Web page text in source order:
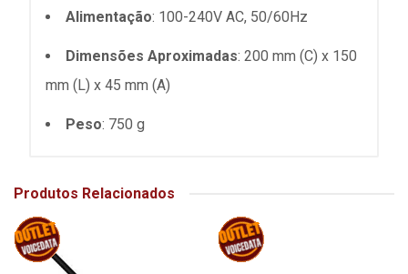
Alimentação: 100-240V AC, 50/60Hz
Dimensões Aproximadas: 200 mm (C) x 150
mm (L) x 45 mm (A)
Peso: 750 g
Produtos Relacionados